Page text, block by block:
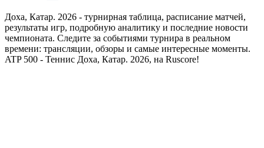
Доха, Катар. 2026 - турнирная таблица, расписание матчей,
результаты игр, подробную аналитику и последние новости
чемпионата. Следите за событиями турнира в реальном
времени: трансляции, обзоры и самые интересные моменты.
ATP 500 - Теннис Доха, Катар. 2026, на Ruscore!